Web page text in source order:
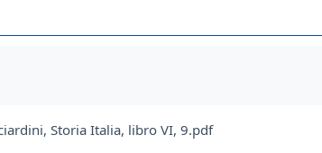
Storia Italia, libro VI, 9.pdf